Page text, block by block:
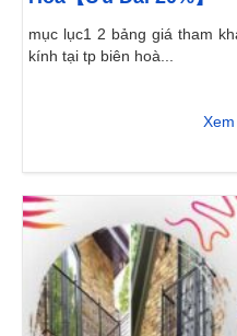
mục lục1 2 bảng giá tham
kính tại tp biên hoà...